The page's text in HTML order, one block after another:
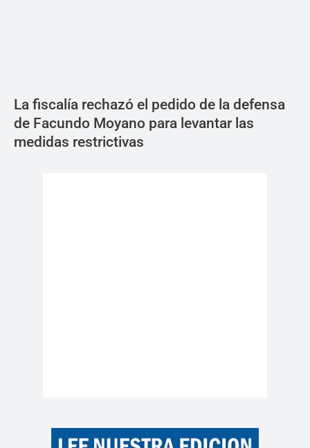
La fiscalía rechazó el pedido de la defensa
de Facundo Moyano para levantar las
medidas restrictivas